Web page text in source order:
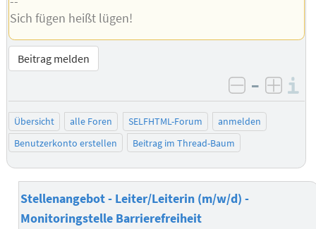
Sich fügen heißt lügen!
Beitrag melden
negativ
–
Übersicht alle Foren SELFHTML-Forum
anmelden
Benutzerkonto erstellen
Beitrag im Thread-Baum
Stellenangebot - Leiter/Leiterin (m/w/d) -
Monitoringstelle Barrierefreiheit